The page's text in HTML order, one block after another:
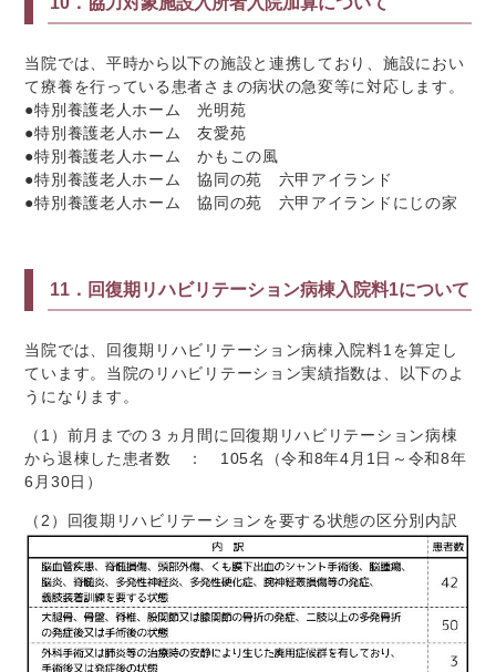
当院では、平時から以下の施設と連携しており、施設におい
て療養を行っている患者さまの病状の急変等に対応します。
●特別養護老人ホーム 光明苑
●特別養護老人ホーム 友愛苑
●特別養護老人ホーム かもこの風
●特別養護老人ホーム 協同の苑 六甲アイランド
●特別養護老人ホーム 協同の苑 六甲アイランドにじの家
11．回復期リハビリテーション病棟入院料1について
当院では、回復期リハビリテーション病棟入院料1を算定し
ています。当院のリハビリテーション実績指数は、以下のよ
うになります。
（1）前月までの３ヵ月間に回復期リハビリテーション病棟
から退棟した患者数 ： 105名（令和8年4月1日～令和8年
6月30日）
（2）回復期リハビリテーションを要する状態の区分別内訳